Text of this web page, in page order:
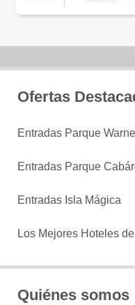
Ofertas
Entradas Parque
Entradas Parque
Entradas Isla Mágica
Los Mejores Hoteles
Quiénes somos